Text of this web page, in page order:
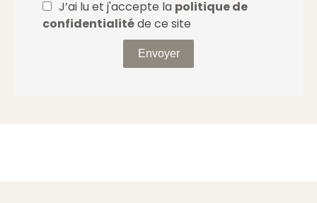
J’ai lu et j'accepte la politique de
confidentialitéde ce site
Envoyer